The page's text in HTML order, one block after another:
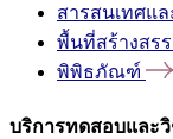
สารสนเทศแ
พื้นที่สร้างสร
พิพิธภัณฑ์
บริการทดสอบและ